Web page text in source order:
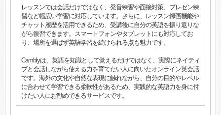
レッスンでは会話だけではなく、発音練習や面接対策、プレゼン練
習など幅広い学習に対応しています。さらに、レッスン録画機能や
チャット履歴を活用できるため、受講後に自分の英語を振り返りな
がら復習できます。スマートフォンやタブレットにも対応してお
り、場所を選ばず英語学習を続けられる点も魅力です。
Camblyは、英語を知識として覚えるだけではなく、実際にネイティ
ブと会話しながら使える力を育てたい人に向いたオンライン英会話
です。海外の文化や自然な表現に触れながら、自分の目的やレベル
に合わせて学習できる柔軟性があるため、実践的な英語力を身に付
けたい人にお勧めできるサービスです。